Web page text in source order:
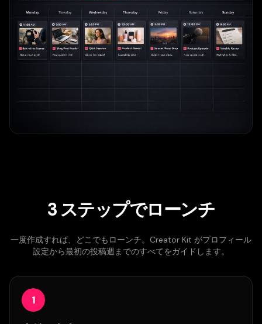
3 ステップでローンチ
一度作成すれば、どこでもローンチ。Creator Kit がプロフィール
設定から最初の投稿週までのすべてをガイドします。
1